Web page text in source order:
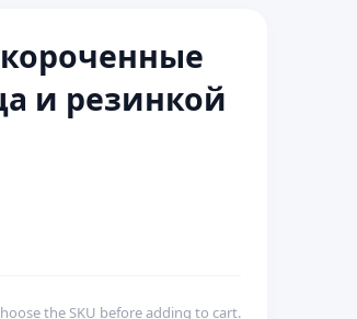
и резинкой
the SKU before adding to cart.